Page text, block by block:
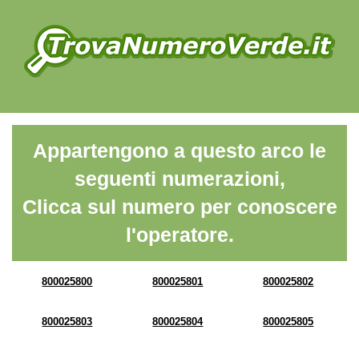
Appartengono a questo arco le
seguenti numerazioni,
Clicca sul numero per conoscere
l'operatore.
800025800 800025801 800025802
800025803 800025804 800025805